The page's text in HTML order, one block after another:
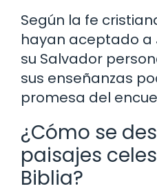
Según la fe
hayan aceptado a
su Salvador
sus enseñanzas
promesa del
¿Cómo se
paisajes
Biblia?